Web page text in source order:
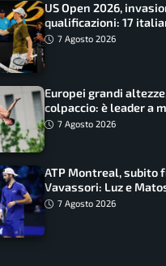
US Open 2026,
qualificazioni: 17
draw7 Agosto 2026
Europei grandi
colpaccio: è leader a
ancora in corsa
7 Agosto 2026
ATP Montreal, subito
Vavassori: Luz e
azzurri
7 Agosto 2026